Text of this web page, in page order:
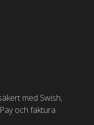
med Swish,
och faktura